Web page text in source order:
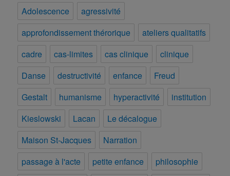
Adolescence
agressivité
approfondissement thérorique
ateliers qualitatifs
cadre
cas-limites cas clinique
clinique
Danse
destructivité enfance
Freud
Gestalt
humanisme hyperactivité
institution
Kieslowski
Lacan
Le décalogue
Maison St-Jacques
Narration
passage à l'acte
petite enfance
philosophie